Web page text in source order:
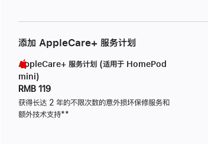
添加 AppleCare+ 服务计划
AppleCare+ 服务计划 (适用于 HomePod
mini)
RMB 119
获得长达 2 年的不限次数的意外损坏保修服务和
额外技术支持脚
**